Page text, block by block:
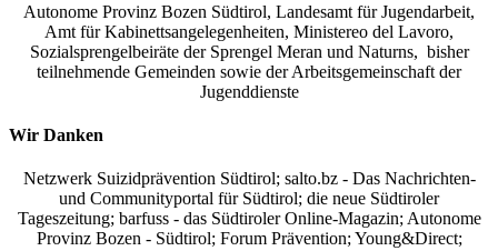
Autonome Provinz Bozen Südtirol, Landesamt für Jugendarbeit,
Amt für Kabinettsangelegenheiten, Ministereo del Lavoro,
Sozialsprengelbeiräte der Sprengel Meran und Naturns, bisher
teilnehmende Gemeinden sowie der Arbeitsgemeinschaft der
Jugenddienste
Wir Danken
Netzwerk Suizidprävention Südtirol; salto.bz - Das Nachrichten-
und Communityportal für Südtirol; die neue Südtiroler
Tageszeitung; barfuss - das Südtiroler Online-Magazin; Autonome
Provinz Bozen - Südtirol; Forum Prävention; Young&Direct;